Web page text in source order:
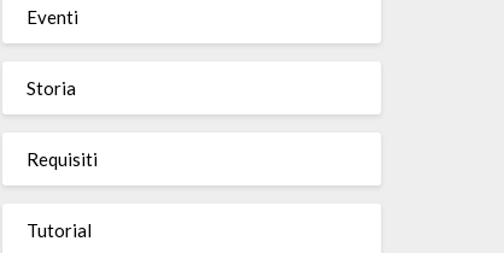
Eventi
Storia
Requisiti
Tutorial